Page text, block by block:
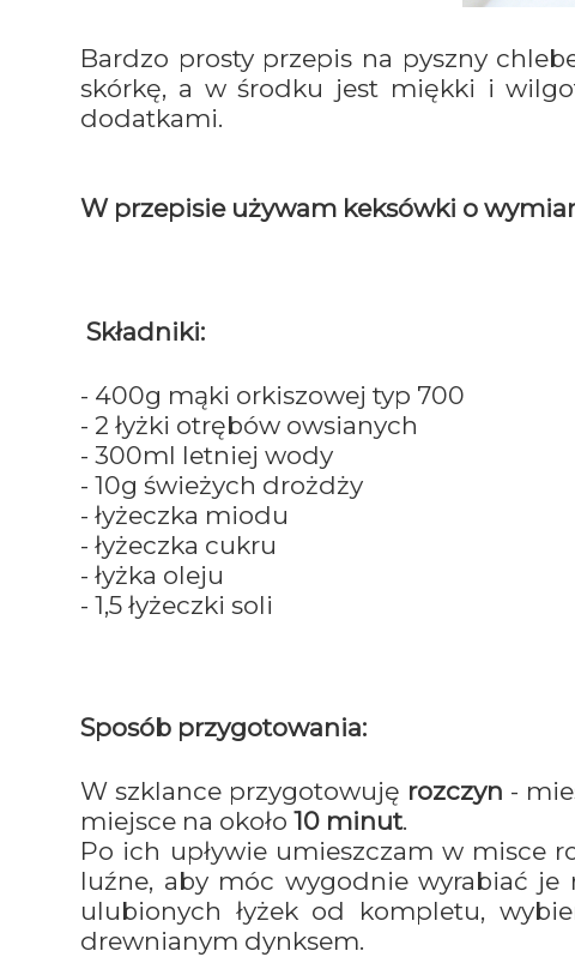
Bardzo prosty przepis na pyszny
skórkę, a w środku jest miękki i
dodatkami.
W przepisie używam keksówki o
Składniki:
- 400g mąki orkiszowej typ 700
- 2 łyżki otrębów owsianych
- 300ml letniej wody
- 10g świeżych drożdży
- łyżeczka miodu
- łyżeczka cukru
- łyżka oleju
- 1,5 łyżeczki soli
Sposób przygotowania:
W szklance przygotowuję rozczyn -
miejsce na około10 minut.
Po ich upływie umieszczam w misce
luźne, aby móc wygodnie wyrabiać
ulubionych łyżek od kompletu,
drewnianym dynksem.